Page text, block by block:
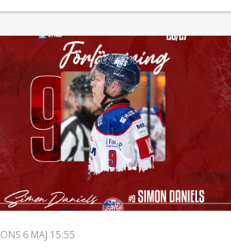
ONS 6 MAJ 15:55